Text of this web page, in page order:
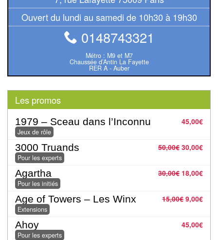
Pour
2
Coopératif
Gestion
Escape
Game
/
Enquête
Jeux
évolutifs
Jeux
abstraits
Ouvert du lundi au samedi de 10h30 à 19h30
0148743321
Métro : M9 et M7
Chaussée d’Antin La Fayette
RER A - Auber
Les promos
45,00€
1979 – Sceau dans l’Inconnu
Jeux de rôle
50,00€ 30,00€
3000 Truands
Pour les experts
30,00€ 18,00€
Agartha
Pour les initiés
15,00€ 9,00€
Age of Towers – Les Winx
Extensions
45,00€
Ahoy
Pour les experts